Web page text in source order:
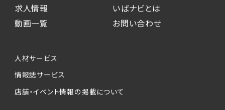
求人情報
動画一覧
いばナビとは
お問い合わせ
人材サービス
情報誌サービス
店舗・イベント情報の掲載について